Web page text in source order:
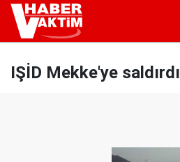
IŞİD Mekke'ye saldırdı